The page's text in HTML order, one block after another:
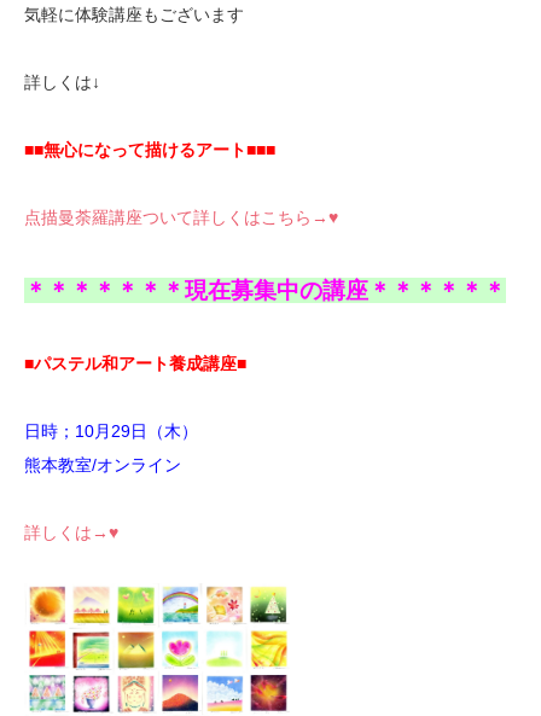
気軽に体験講座もございます
詳しくは↓
■■無心になって描けるアート■■■
点描曼荼羅講座ついて詳しくはこちら→♥
＊＊＊＊＊＊＊現在募集中の講座＊＊＊＊＊＊
■パステル和アート養成講座■
日時；10月29日（木）
熊本教室/オンライン
詳しくは→♥